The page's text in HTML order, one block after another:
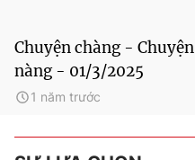
Chuyện chàng - Chuyện
nàng - 01/3/2025
1 năm trước